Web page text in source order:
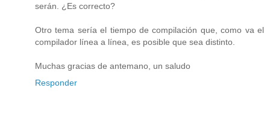
serán. ¿Es correcto?
Otro tema sería el tiempo de compilación que, como va el
compilador línea a línea, es posible que sea distinto.
Muchas gracias de antemano, un saludo
Responder